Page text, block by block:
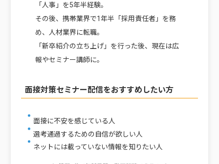
「人事」を5年半経験。
その後、携帯業界で1年半「採用責任者」を務
め、人材業界に転職。
「新卒紹介の立ち上げ」を行った後、現在は広
報やセミナー講師に。
面接対策セミナー配信をおすすめしたい方
面接に不安を感じている人
選考通過するための自信が欲しい人
ネットには載っていない情報を知りたい人